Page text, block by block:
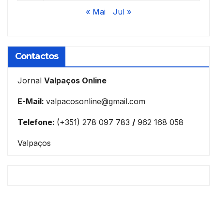
« Mai Jul »
Contactos
Jornal Valpaços Online
E-Mail: valpacosonline@gmail.com
Telefone: (+351) 278 097 783 / 962 168 058
Valpaços